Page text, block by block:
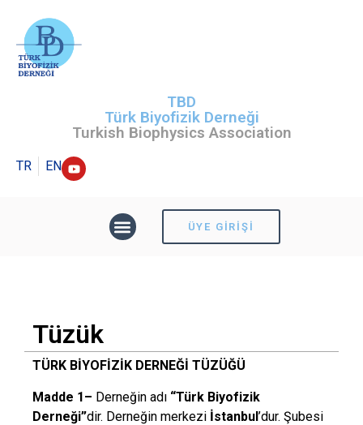
TBD
Türk Biyofizik Derneği
Turkish Biophysics Association
TR EN
ÜYE GIRIŞI
Tüzük
TÜRK BİYOFİZİK DERNEĞİ TÜZÜĞÜ
Madde 1– Derneğin adı “Türk Biyofizik
Derneği”dir. Derneğin merkezi İstanbul’dur. Şubesi